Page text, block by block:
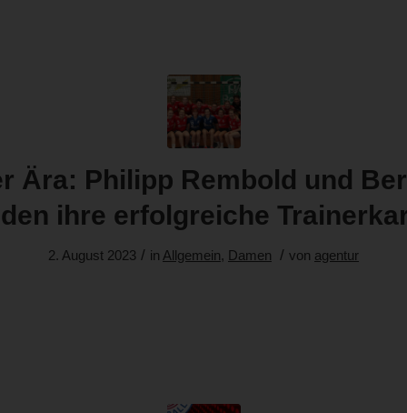
Ära: Philipp Rembold und
ihre erfolgreiche
2. August 2023 / in Allgemein, Damen / von agentur